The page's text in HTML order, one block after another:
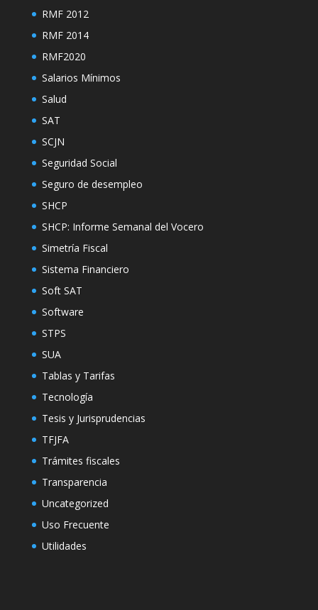
RMF 2012
RMF 2014
RMF2020
Salarios Mínimos
Salud
SAT
SCJN
Seguridad Social
Seguro de desempleo
SHCP
SHCP: Informe Semanal del Vocero
Simetría Fiscal
Sistema Financiero
Soft SAT
Software
STPS
SUA
Tablas y Tarifas
Tecnología
Tesis y Jurisprudencias
TFJFA
Trámites fiscales
Transparencia
Uncategorized
Uso Frecuente
Utilidades